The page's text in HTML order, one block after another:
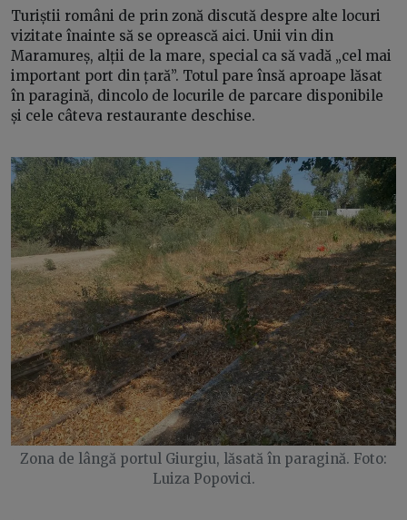
Turiștii români de prin zonă discută despre alte locuri
vizitate înainte să se oprească aici. Unii vin din
Maramureș, alții de la mare, special ca să vadă „cel mai
important port din țară”. Totul pare însă aproape lăsat
în paragină, dincolo de locurile de parcare disponibile
și cele câteva restaurante deschise.
Zona de lângă portul Giurgiu, lăsată în paragină. Foto:
Luiza Popovici.